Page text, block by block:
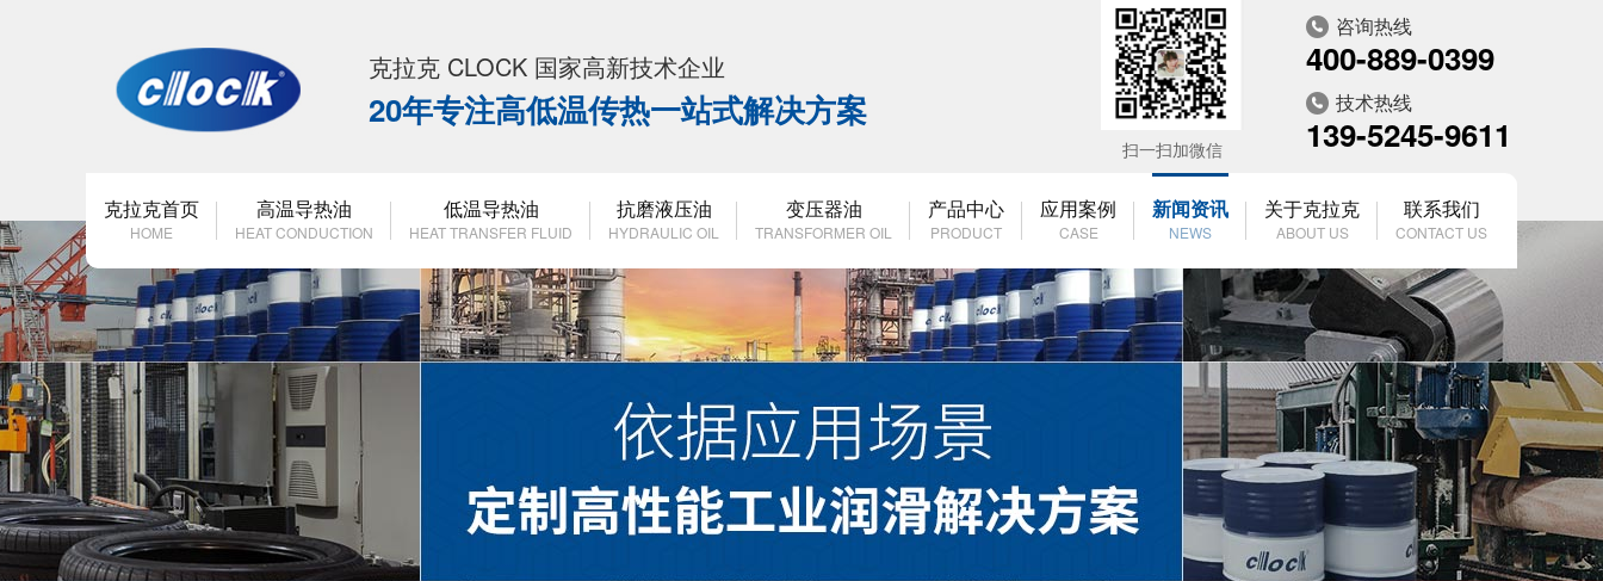
克拉克 CLOCK 国家高新技术企业
20年专注高低温传热一站式解决方案
咨询热线
400-889-0399
技术热线
139-5245-9611
扫一扫加微信
克拉克首页
HOME
高温导热油
HEAT CONDUCTION
低温导热油
HEAT TRANSFER FLUID
抗磨液压油
HYDRAULIC OIL
变压器油
TRANSFORMER OIL
产品中心
PRODUCT
应用案例
CASE
新闻资讯
NEWS
关于克拉克
ABOUT US
联系我们
CONTACT US